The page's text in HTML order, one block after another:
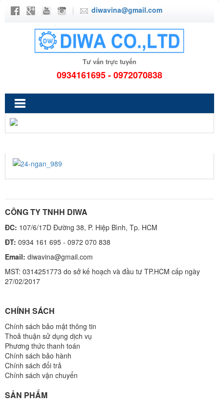
diwavina@gmail.com
Tư vấn trực tuyến
0934161695 - 0972070838
CÔNG TY TNHH DIWA
ĐC: 107/6/17D Đường 38, P. Hiệp Bình, Tp. HCM
ĐT: 0934 161 695 - 0972 070 838
Email: diwavina@gmail.com
MST: 0314251773 do sở kế hoạch và đầu tư TP.HCM cấp ngày
27/02/2017
CHÍNH SÁCH
Chính sách bảo mật thông tin
Thoả thuận sử dụng dịch vụ
Phương thức thanh toán
Chính sách bảo hành
Chính sách đổi trả
Chính sách vận chuyển
SẢN PHẨM